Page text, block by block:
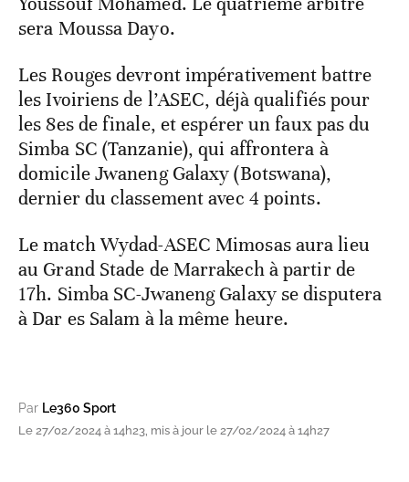
sera Moussa Dayo.
Les Rouges devront impérativement battre
les Ivoiriens de l’ASEC, déjà qualifiés pour
les 8es de finale, et espérer un faux pas du
Simba SC (Tanzanie), qui affrontera à
domicile Jwaneng Galaxy (Botswana),
dernier du classement avec 4 points.
Le match Wydad-ASEC Mimosas aura lieu
au Grand Stade de Marrakech à partir de
17h. Simba SC-Jwaneng Galaxy se disputera
à Dar es Salam à la même heure.
Par Le360 Sport
Le 27/02/2024 à 14h23, mis à jour le 27/02/2024 à 14h27